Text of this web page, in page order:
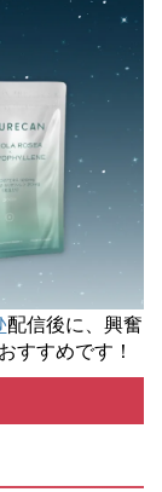
配信後に、興奮
すすめです！